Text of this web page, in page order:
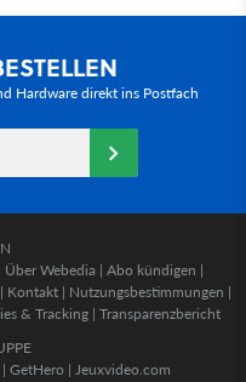
Hardware direkt ins Postfach
Über Webedia | Abo kündigen |
| Kontakt | Nutzungsbestimmungen |
& Tracking | Transparenzbericht
| GetHero | Jeuxvideo.com